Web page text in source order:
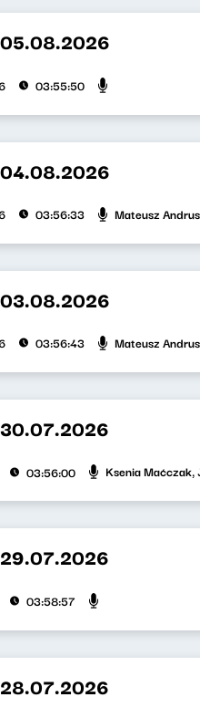
03:55:50
03:56:33 Mateusz
03:56:43 Mateusz
03:56:00 Ksenia Maćczak,
03:58:57